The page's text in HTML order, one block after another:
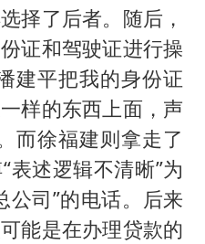
择了后者。随后，
证和驾驶证进行操
建平把我的身份证
样的东西上面，声
而徐福建则拿走了
表述逻辑不清晰”为
公司”的电话。后来
能是在办理贷款的